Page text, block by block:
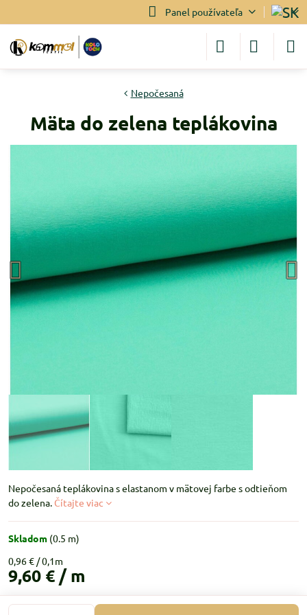
Panel používateľa
Nepočesaná
Mäta do zelena teplákovina
Nepočesaná teplákovina s elastanom v mätovej farbe s odtieňom
do zelena. Čítajte viac
Skladom (0.5 m)
0,96 €
9,60 € / m